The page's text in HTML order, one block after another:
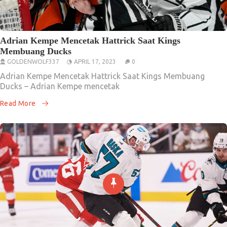
Adrian Kempe Mencetak Hattrick Saat Kings
Membuang Ducks
GOLDENWOLF337 APRIL 17, 2023 0
Adrian Kempe Mencetak Hattrick Saat Kings Membuang
Ducks – Adrian Kempe mencetak
Read More
Informasi